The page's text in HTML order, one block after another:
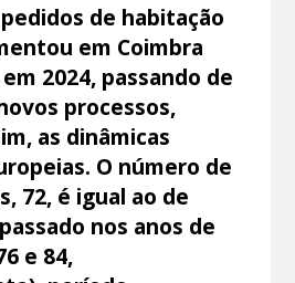
de habitação
em Coimbra
2024, passando de
processos,
as dinâmicas
O número de
72, é igual ao de
nos anos de
e 84,